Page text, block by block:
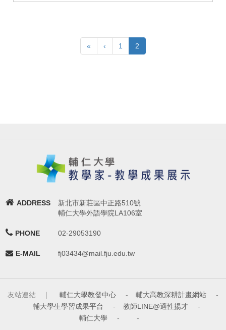
« ‹ 1 2
ADDRESS
新北市新莊區中正路510號
輔仁大學外語學院LA106室
PHONE 02-29053190
E-MAIL fj03434@mail.fju.edu.tw
友站連結 ｜ 輔仁大學教發中心 - 輔大高教深耕計畫網站
-
輔大學生學習成果平台
- 教師LINE@適性揚才
-
輔仁大學
- -